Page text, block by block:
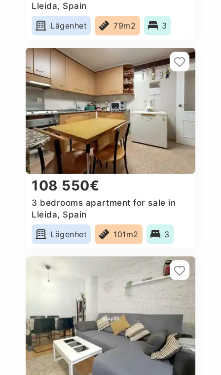
Lleida, Spain
Lägenhet
79m2 3
108 550€
3 bedrooms apartment for sale in
Lleida, Spain
Lägenhet
101m2 3